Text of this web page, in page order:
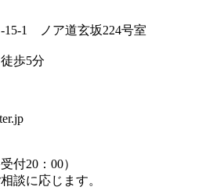
15-1 ノア道玄坂224号室
歩5分
付20：00）
談に応じます。